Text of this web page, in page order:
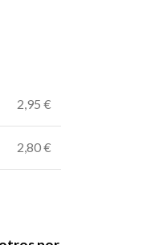
2,95 €
2,80 €